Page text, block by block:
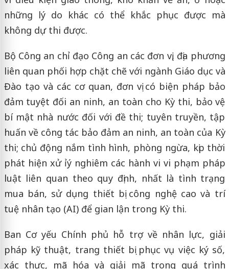
những lý do khác có thể khắc phục được mà
không dự thi được.
Bộ Công an chỉ đạo Công an các đơn vị, địa phương
liên quan phối hợp chặt chẽ với ngành Giáo dục và
Đào tạo và các cơ quan, đơn vị có biện pháp bảo
đảm tuyệt đối an ninh, an toàn cho Kỳ thi, bảo vệ
bí mật nhà nước đối với đề thi; tuyên truyền, tập
huấn về công tác bảo đảm an ninh, an toàn của Kỳ
thi; chủ động nắm tình hình, phòng ngừa, kịp thời
phát hiện xử ỉý nghiêm các hành vi vi phạm pháp
luật liên quan theo quy định, nhất là tình trạng
mua bán, sử dụng thiết bị công nghệ cao và trí
tuệ nhân tạo (AI) để gian lận trong Kỳ thi.
Ban Cơ yếu Chính phủ hỗ trợ về nhân lực, giải
pháp kỹ thuật, trang thiết bị phục vụ việc ký số,
xác thực, mã hóa và giải mã trong quá trình